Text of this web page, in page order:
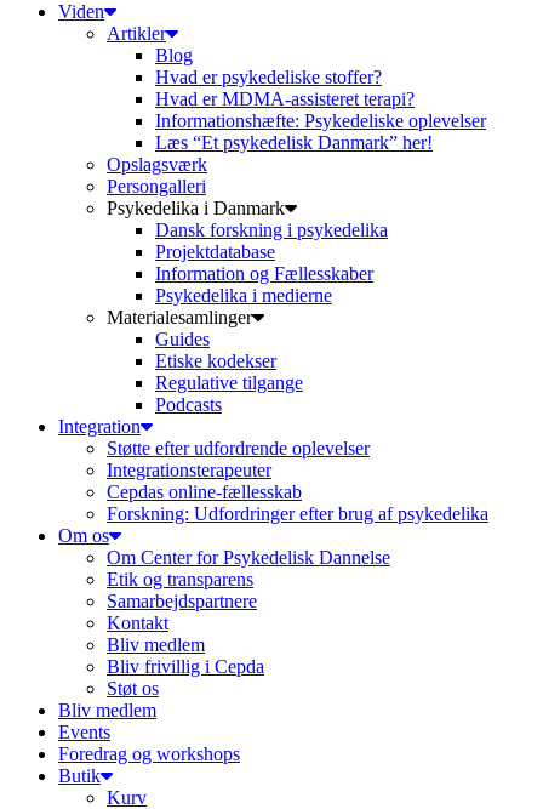
Viden
Artikler
Blog
Hvad er psykedeliske stoffer?
Hvad er MDMA-assisteret terapi?
Informationshæfte: Psykedeliske oplevelser
Læs “Et psykedelisk Danmark” her!
Opslagsværk
Persongalleri
Psykedelika i Danmark
Dansk forskning i psykedelika
Projektdatabase
Information og Fællesskaber
Psykedelika i medierne
Materialesamlinger
Guides
Etiske kodekser
Regulative tilgange
Podcasts
Integration
Støtte efter udfordrende oplevelser
Integrationsterapeuter
Cepdas online-fællesskab
Forskning: Udfordringer efter brug af psykedelika
Om os
Om Center for Psykedelisk Dannelse
Etik og transparens
Samarbejdspartnere
Kontakt
Bliv medlem
Bliv frivillig i Cepda
Støt os
Bliv medlem
Events
Foredrag og workshops
Butik
Kurv